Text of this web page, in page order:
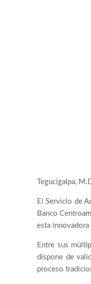
Tegucigalpa,
El Servicio de
Banco
esta
Entre sus
dispone de
proceso